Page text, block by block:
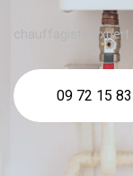
chauffagiste
09 72 15